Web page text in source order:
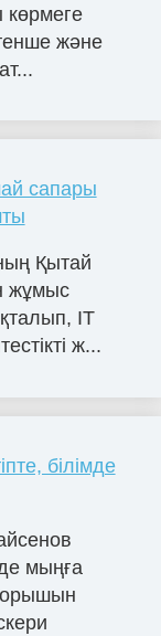
көрмеге
және
сапары
Қытай
жұмыс
IT
ж...
білімде
мыңға